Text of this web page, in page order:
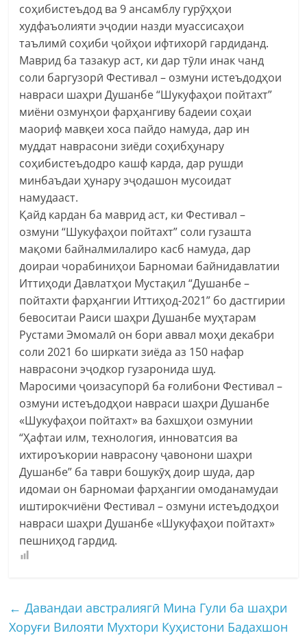
соҳибистеъдод ва 9 ансамблу гурӯҳҳои
худфаъолияти эҷодии назди муассисаҳои
таълимӣ соҳиби ҷойҳои ифтихорӣ гардиданд.
Маврид ба тазакур аст, ки дар тӯли инак чанд
соли баргузорӣ Фестивал – озмуни истеъдодҳои
навраси шаҳри Душанбе “Шукуфаҳои пойтахт”
миёни озмунҳои фарҳангиву бадеии соҳаи
маориф мавқеи хоса пайдо намуда, дар ин
муддат наврасони зиёди соҳибҳунару
соҳибистеъдодро кашф карда, дар рушди
минбаъдаи ҳунару эҷодашон мусоидат
намудааст.
Қайд кардан ба маврид аст, ки Фестивал –
озмуни “Шукуфаҳои пойтахт” соли гузашта
мақоми байналмилалиро касб намуда, дар
доираи чорабиниҳои Барномаи байнидавлатии
Иттиҳоди Давлатҳои Мустақил “Душанбе –
пойтахти фарҳангии Иттиҳод-2021” бо дастгирии
бевоситаи Раиси шаҳри Душанбе муҳтарам
Рустами Эмомалӣ он бори аввал моҳи декабри
соли 2021 бо ширкати зиёда аз 150 нафар
наврасони эҷодкор гузаронида шуд.
Маросими ҷоизасупорӣ ба ғолибони Фестивал –
озмуни истеъдодҳои навраси шаҳри Душанбе
«Шукуфаҳои пойтахт» ва бахшҳои озмунии
“Ҳафтаи илм, технология, инноватсия ва
ихтироъкории наврасону ҷавонони шаҳри
Душанбе” ба таври бошукӯҳ доир шуда, дар
идомаи он барномаи фарҳангии омоданамудаи
иштирокчиёни Фестивал – озмуни истеъдодҳои
навраси шаҳри Душанбе «Шукуфаҳои пойтахт»
пешниҳод гардид.
← Давандаи австралиягӣ Мина Гули ба шаҳри
Хоруғи Вилояти Мухтори Куҳистони Бадахшон